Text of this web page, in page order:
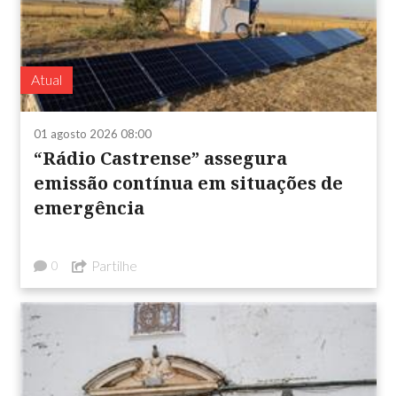
Atual
01 agosto 2026 08:00
“Rádio Castrense” assegura
emissão contínua em situações de
emergência
0 Partilhe